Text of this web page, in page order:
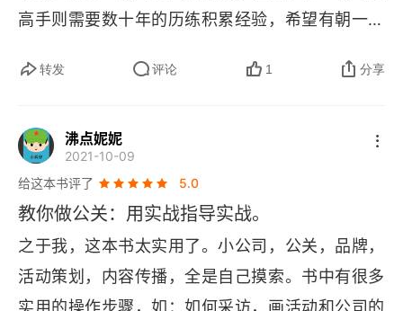
2.2.2 新闻稿按结构详解
2.2.3 不同类型的新闻稿
2.2.5 配图和排版
2.2.6 提高新闻稿阅读体验
2.2.7 提高可见度
2.3 演讲稿
“通透”。
高手则需要数十年的历练积累经验，希望有朝一日
转发 评论 1 分享
沸点妮妮
2021-10-09
给这本书评了
5.0
教你做公关：用实战指导实战。
之于我，这本书太实用了。小公司，公关，品牌，
活动策划，内容传播，全是自己摸索。书中有很多
实用的操作步骤，如：如何采访，画活动和公司的